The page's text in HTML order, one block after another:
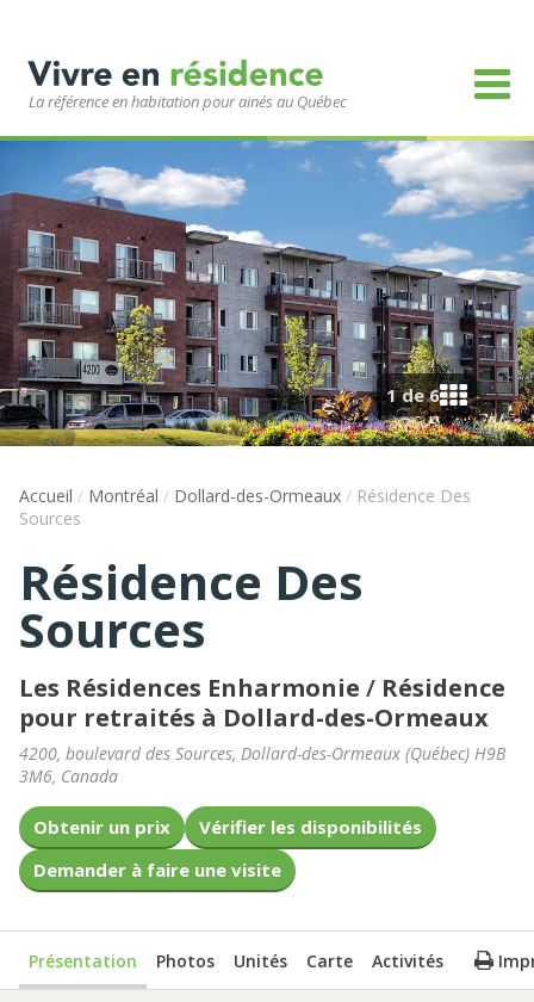
La référence en habitation pour ainés au Québec
1 de 6
Accueil / Montréal / Dollard-des-Ormeaux / Résidence Des
Sources
Résidence Des
Sources
Les Résidences Enharmonie / Résidence
pour retraités à Dollard-des-Ormeaux
4200, boulevard des Sources, Dollard-des-Ormeaux (Québec) H9B
3M6, Canada
Obtenir un prix
Vérifier les disponibilités
Demander à faire une visite
Présentation Photos Unités Carte Activités